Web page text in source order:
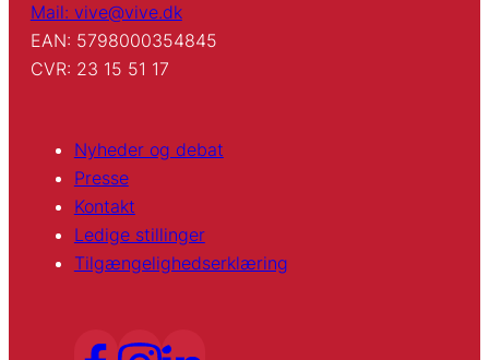
Mail: vive@vive.dk
EAN: 5798000354845
CVR: 23 15 51 17
Nyheder og debat
Presse
Kontakt
Ledige stillinger
Tilgængelighedserklæring